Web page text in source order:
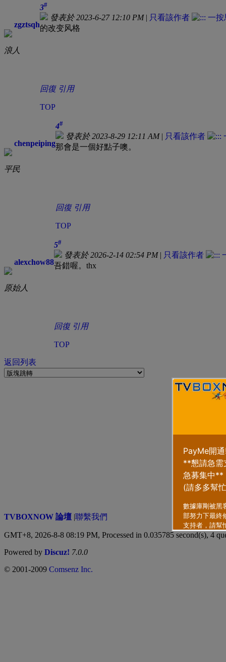
zgztsqh
浪人
3#
發表於 2023-6-27 12:10 PM| 只看該作者
的改变风格
回復 引用
TOP
chenpeiping
平民
4#
發表於 2023-8-29 12:11 AM| 只看該作者
那會是一個好點子噢。
回復 引用
TOP
alexchow88
原始人
5#
發表於 2026-2-14 02:54 PM| 只看該作者
吾錯喔。thx
回復 引用
TOP
返回列表
TVBOXNOW 論壇 |聯繫我們
GMT+8, 2026-8-8 08:19 PM, Processed in 0.035785 second(s), 4
Powered by Discuz! 7.0.0
© 2001-2009 Comsenz Inc.